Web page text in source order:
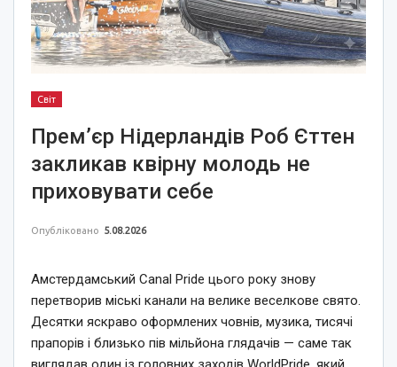
Світ
Прем’єр Нідерландів Роб Єттен
закликав квірну молодь не
приховувати себе
Опубліковано 5.08.2026
Амстердамський Canal Pride цього року знову
перетворив міські канали на велике веселкове свято.
Десятки яскраво оформлених човнів, музика, тисячі
прапорів і близько пів мільйона глядачів — саме так